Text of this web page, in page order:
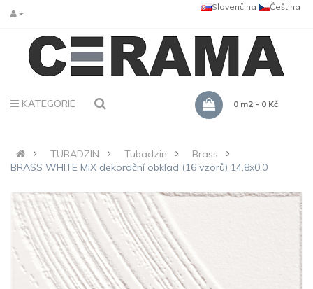
Čeština
Slovenčina
KATEGORIE 0 m2 - 0 Kč
TUBADZIN Tubadzin
Brass
BRASS WHITE MIX dekorační obklad (16 vzorů) 14,8x0,0